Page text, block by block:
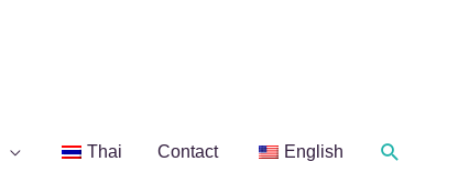
Thai Contact English Search